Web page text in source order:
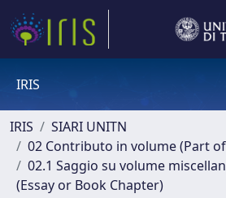
IRIS
IRIS
SIARI UNITN
02 Contributo in volume (Part
02.1 Saggio su volume
(Essay or Book Chapter)